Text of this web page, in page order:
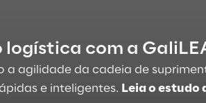
logística com a
agilidade da cadeia de
e inteligentes. Leia o estudo